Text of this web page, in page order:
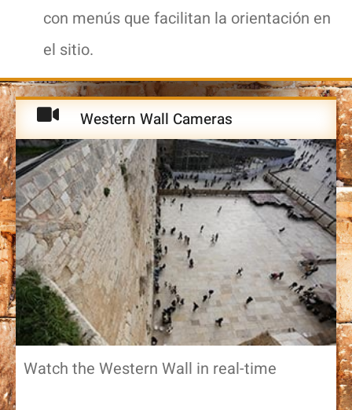
con menús que facilitan la orientación en
el sitio.
Western Wall Cameras
Watch the Western Wall in real-time